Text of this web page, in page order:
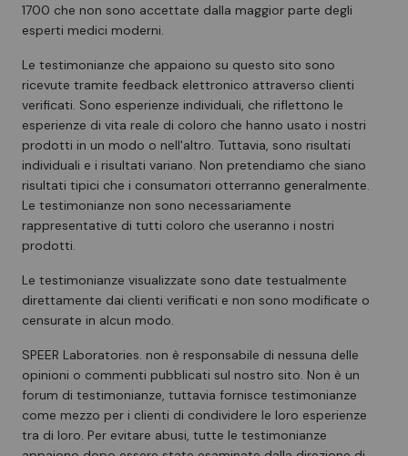
1700 che non sono accettate dalla maggior parte degli
esperti medici moderni.
Le testimonianze che appaiono su questo sito sono
ricevute tramite feedback elettronico attraverso clienti
verificati. Sono esperienze individuali, che riflettono le
esperienze di vita reale di coloro che hanno usato i nostri
prodotti in un modo o nell'altro. Tuttavia, sono risultati
individuali e i risultati variano. Non pretendiamo che siano
risultati tipici che i consumatori otterranno generalmente.
Le testimonianze non sono necessariamente
rappresentative di tutti coloro che useranno i nostri
prodotti.
Le testimonianze visualizzate sono date testualmente
direttamente dai clienti verificati e non sono modificate o
censurate in alcun modo.
SPEER Laboratories. non è responsabile di nessuna delle
opinioni o commenti pubblicati sul nostro sito. Non è un
forum di testimonianze, tuttavia fornisce testimonianze
come mezzo per i clienti di condividere le loro esperienze
tra di loro. Per evitare abusi, tutte le testimonianze